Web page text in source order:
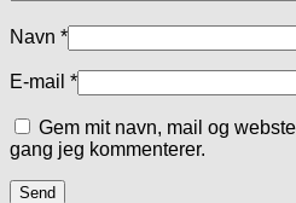
Navn *
E-mail *
Gem mit navn, mail og
gang jeg kommenterer.